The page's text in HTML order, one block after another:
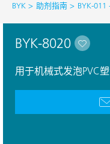
BYK 助剂指南 BYK-011
BYK-8020
用于机械式发泡PVC